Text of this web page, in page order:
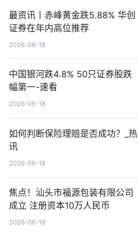
最资讯丨赤峰黄金跌5.88% 华创
证券在年内高位推荐
2026-06-18
中国银河跌4.8% 50只证券股跌
幅第一-速看
2026-06-18
如何判断保险理赔是否成功？_热
讯
2026-06-18
焦点！汕头市福源包装有限公司
成立 注册资本10万人民币
2026-06-18